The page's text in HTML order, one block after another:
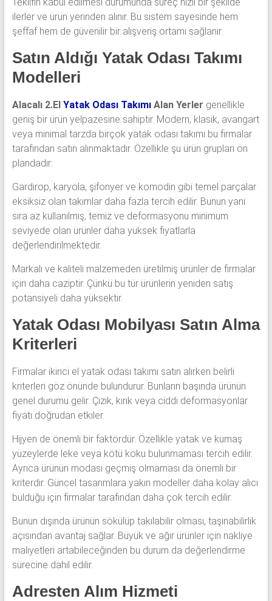
ilerler ve ürün yerinden alınır. Bu sistem sayesinde hem
şeffaf hem de güvenilir bir alışveriş ortamı sağlanır.
Satın Aldığı Yatak Odası Takımı
Modelleri
Alacalı 2.El Yatak Odası TakımıAlan Yerler genellikle
geniş bir ürün yelpazesine sahiptir. Modern, klasik, avangart
veya minimal tarzda birçok yatak odası takımı bu firmalar
tarafından satın alınmaktadır. Özellikle şu ürün grupları ön
plandadır:
Gardırop, karyola, şifonyer ve komodin gibi temel parçalar
eksiksiz olan takımlar daha fazla tercih edilir. Bunun yanı
sıra az kullanılmış, temiz ve deformasyonu minimum
seviyede olan ürünler daha yüksek fiyatlarla
değerlendirilmektedir.
Markalı ve kaliteli malzemeden üretilmiş ürünler de firmalar
için daha caziptir. Çünkü bu tür ürünlerin yeniden satış
potansiyeli daha yüksektir.
Yatak Odası Mobilyası Satın Alma
Kriterleri
Firmalar ikinci el yatak odası takımı satın alırken belirli
kriterleri göz önünde bulundurur. Bunların başında ürünün
genel durumu gelir. Çizik, kırık veya ciddi deformasyonlar
fiyatı doğrudan etkiler.
Hijyen de önemli bir faktördür. Özellikle yatak ve kumaş
yüzeylerde leke veya kötü koku bulunmaması tercih edilir.
Ayrıca ürünün modası geçmiş olmaması da önemli bir
kriterdir. Güncel tasarımlara yakın modeller daha kolay alıcı
bulduğu için firmalar tarafından daha çok tercih edilir.
Bunun dışında ürünün sökülüp takılabilir olması, taşınabilirlik
açısından avantaj sağlar. Büyük ve ağır ürünler için nakliye
maliyetleri artabileceğinden bu durum da değerlendirme
sürecine dahil edilir.
Adresten Alım Hizmeti